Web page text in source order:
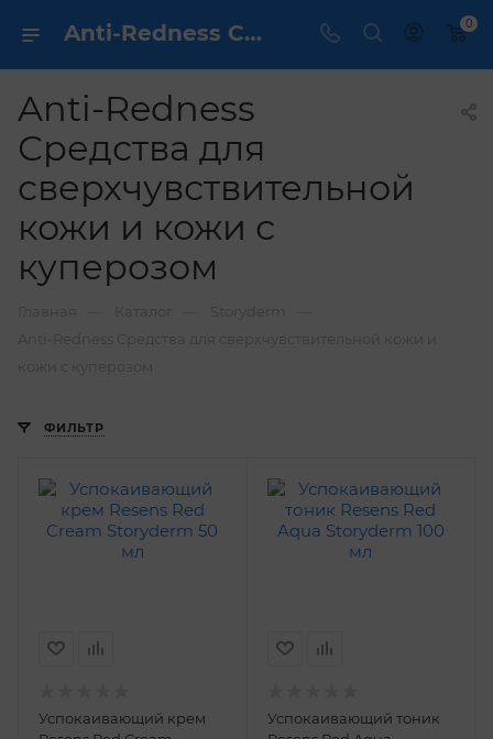
Anti-Redness Средства для сверхчувствительной кожи и кожи с куперозом - купить ✔️ по выгодной цене 0
Anti-Redness
Средства для
сверхчувствительной
кожи и кожи с
куперозом
ФИЛЬТР
Успокаивающий крем
Успокаивающий тоник